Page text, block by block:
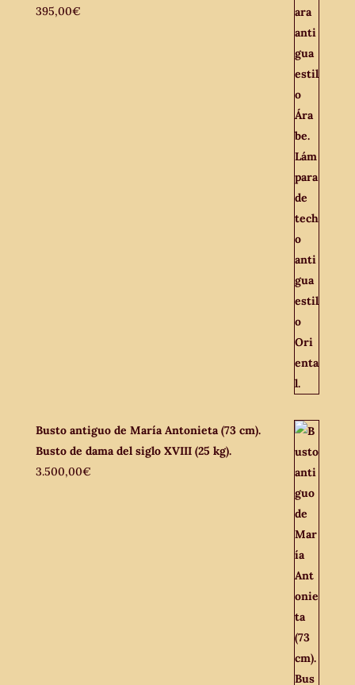
395,00€
Busto antiguo de María Antonieta (73 cm).
Busto de dama del siglo XVIII (25 kg).
3.500,00€